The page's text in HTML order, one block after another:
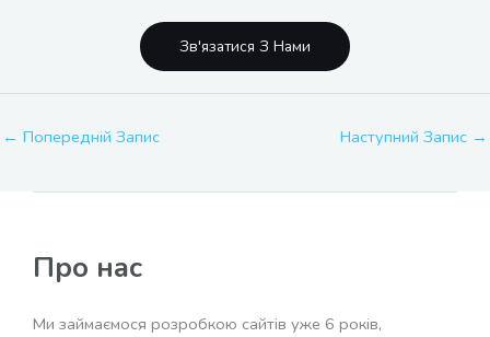
Зв'язатися З Нами
← Попередній Запис Наступний Запис →
Про нас
Ми займаємося розробкою сайтів уже 6 років,